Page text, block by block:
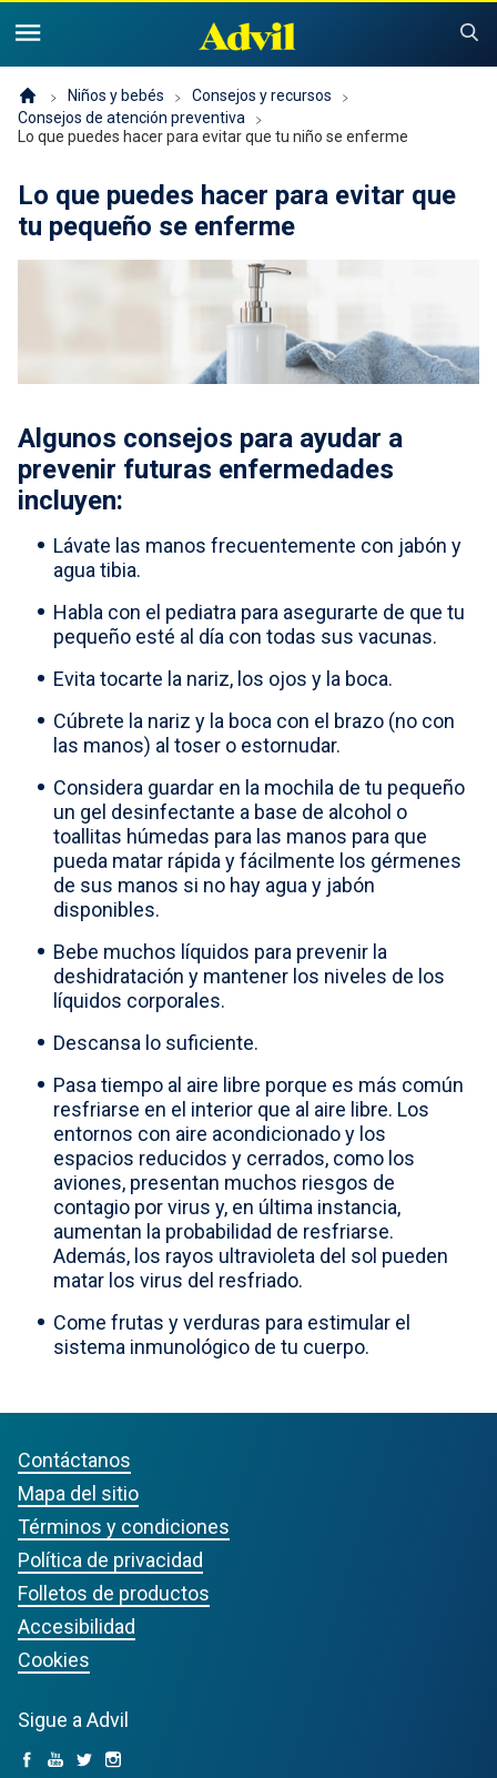
Para profesionales
Productos
Advil PM
Resfriado, Sinusitis o Gripe
Product Comparison
Dolor
Problemas para dormir
Resfriado, gripe o sinusitis
Niños y bebés
Consejos y recursos
Buscador de alivio para niños
¿Por qué Advil infantil?
Niños y bebés
Consejos y recursos
Consejos de atención preventiva
Lo que puedes hacer para evitar que tu niño se enferme
Lo que puedes hacer para evitar que
tu pequeño se enferme
Algunos consejos para ayudar a
prevenir futuras enfermedades
incluyen:
Lávate las manos frecuentemente con jabón y
agua tibia.
Habla con el pediatra para asegurarte de que tu
pequeño esté al día con todas sus vacunas.
Evita tocarte la nariz, los ojos y la boca.
Cúbrete la nariz y la boca con el brazo (no con
las manos) al toser o estornudar.
Considera guardar en la mochila de tu pequeño
un gel desinfectante a base de alcohol o
toallitas húmedas para las manos para que
pueda matar rápida y fácilmente los gérmenes
de sus manos si no hay agua y jabón
disponibles.
Bebe muchos líquidos para prevenir la
deshidratación y mantener los niveles de los
líquidos corporales.
Descansa lo suficiente.
Pasa tiempo al aire libre porque es más común
resfriarse en el interior que al aire libre. Los
entornos con aire acondicionado y los
espacios reducidos y cerrados, como los
aviones, presentan muchos riesgos de
contagio por virus y, en última instancia,
aumentan la probabilidad de resfriarse.
Además, los rayos ultravioleta del sol pueden
matar los virus del resfriado.
Come frutas y verduras para estimular el
sistema inmunológico de tu cuerpo.
Contáctanos
Mapa del sitio
Términos y condiciones
Política de privacidad
Folletos de productos
Accesibilidad
Cookies
Sigue a Advil